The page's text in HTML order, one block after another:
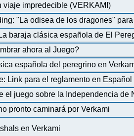
viaje impredecible (VERKAMI)
"La odisea de los dragones"
baraja clásica española de El
ahora al Juego?
española del peregrino en
Link para el reglamento en Español
el juego sobre la Independencia de
pronto caminará por Verkami
en Verkami